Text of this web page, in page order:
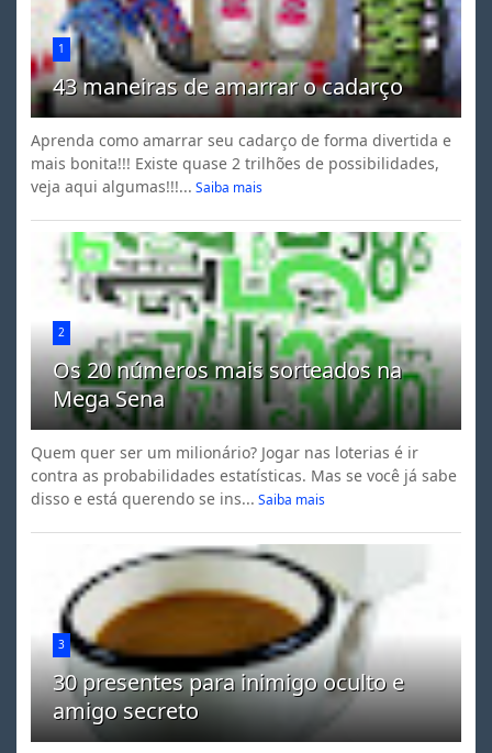
1
43 maneiras de amarrar o cadarço
Aprenda como amarrar seu cadarço de forma divertida e
mais bonita!!! Existe quase 2 trilhões de possibilidades,
veja aqui algumas!!!... Saiba mais
2
Os 20 números mais sorteados na
Mega Sena
Quem quer ser um milionário? Jogar nas loterias é ir
contra as probabilidades estatísticas. Mas se você já sabe
disso e está querendo se ins... Saiba mais
3
30 presentes para inimigo oculto e
amigo secreto